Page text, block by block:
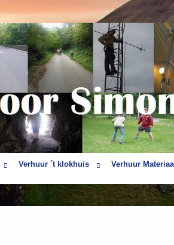
Verhuur ´t klokhuis Verhuur Materiaal